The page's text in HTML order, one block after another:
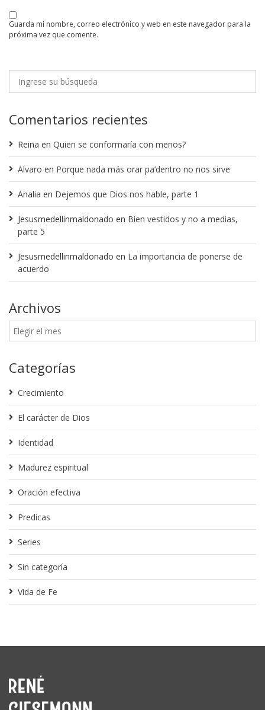
guarda mi nombre, correo electrónico y web en este navegador para la
próxima vez que comente.
Comentarios recientes
Reina en Quien se conformaría con menos?
Alvaro en Porque nada más orar pa’dentro no nos sirve
Analia en Dejemos que Dios nos hable, parte 1
Jesusmedellinmaldonado en Bien vestidos y no a medias,
parte 5
Jesusmedellinmaldonado en La importancia de ponerse de
acuerdo
Archivos
Categorías
Crecimiento
El carácter de Dios
Identidad
Madurez espiritual
Oración efectiva
Predicas
Series
Sin categoría
Vida de Fe